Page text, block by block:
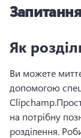
Як
Ви можете
допомогою
Clipchamp.
на потрібну
розділення.